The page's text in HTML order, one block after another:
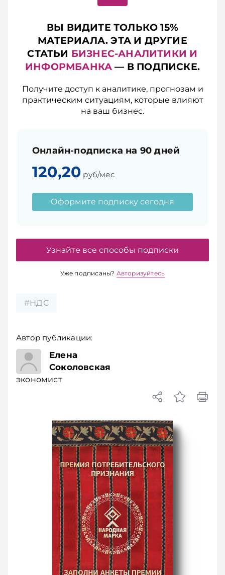
ВЫ ВИДИТЕ ТОЛЬКО 15%
МАТЕРИАЛА. ЭТА И ДРУГИЕ
СТАТЬИ БИЗНЕС-АНАЛИТИКИ И
ИНФОРМБАНКА — В ПОДПИСКЕ.
Получите доступ к аналитике, прогнозам и
практическим ситуациям, которые влияют
на ваш бизнес.
Онлайн-подписка на 90 дней
120,20 руб/мес
Оформите подписку сегодня
Узнайте все способы подписки
Уже подписаны? Авторизуйтесь
#НДС
Автор публикации:
экономист
Елена
Соколовская
экономист